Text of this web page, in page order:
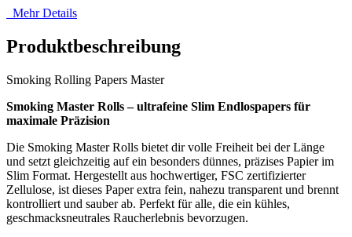
Mehr Details
Produktbeschreibung
Smoking Rolling Papers Master
Smoking Master Rolls – ultrafeine Slim Endlospapers für
maximale Präzision
Die Smoking Master Rolls bietet dir volle Freiheit bei der Länge
und setzt gleichzeitig auf ein besonders dünnes, präzises Papier im
Slim Format. Hergestellt aus hochwertiger, FSC zertifizierter
Zellulose, ist dieses Paper extra fein, nahezu transparent und brennt
kontrolliert und sauber ab. Perfekt für alle, die ein kühles,
geschmacksneutrales Raucherlebnis bevorzugen.